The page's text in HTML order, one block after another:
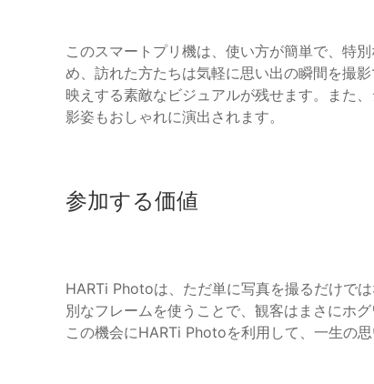
このスマートプリ機は、使い方が簡単で、特
め、訪れた方たちは気軽に思い出の瞬間を撮
映えする素敵なビジュアルが残せます。また
影姿もおしゃれに演出されます。
参加する価値
HARTi Photoは、ただ単に写真を撮るだけで
別なフレームを使うことで、観客はまさにホ
この機会にHARTi Photoを利用して、一生の思